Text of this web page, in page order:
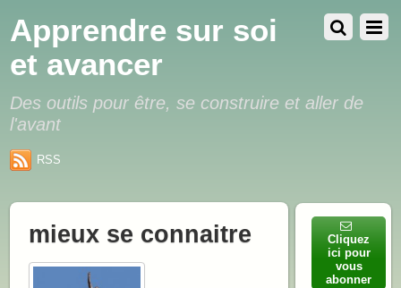
Apprendre sur soi
et avancer
Des outils pour être, se construire et aller de
l'avant
RSS
mieux se connaitre
Cliquez
ici pour
vous
abonner